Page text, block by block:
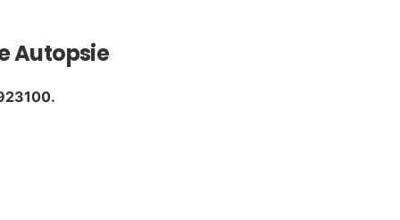
Autopsie